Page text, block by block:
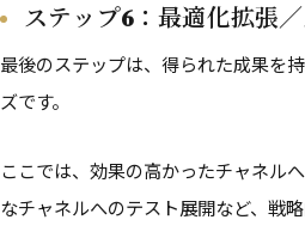
ステップ6：最適化拡張
最後のステップは、得られた成果を
ズです。
ここでは、効果の高かったチャネル
なチャネルへのテスト展開など、戦